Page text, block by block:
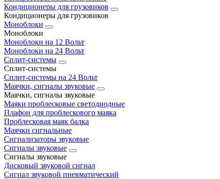
Кондиционеры для грузовиков
Кондиционеры для грузовиков
Моноблоки
Моноблоки
Моноблоки на 12 Вольт
Моноблоки на 24 Вольт
Сплит-системы
Сплит-системы
Сплит‑системы на 24 Вольт
Маячки, сигналы звуковые
Маячки, сигналы звуковые
Маяки проблесковые светодиодные
Плафон для проблескового маяка
Проблесковая маяк балка
Маячки сигнальные
Сигнализаторы звуковые
Сигналы звуковые
Сигналы звуковые
Дисковый звуковой сигнал
Сигнал звуковой пневматический